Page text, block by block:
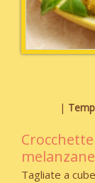
Tagliate a